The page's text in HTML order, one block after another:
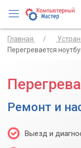
Главная
Перегревается
Ремонт и
Выезд и